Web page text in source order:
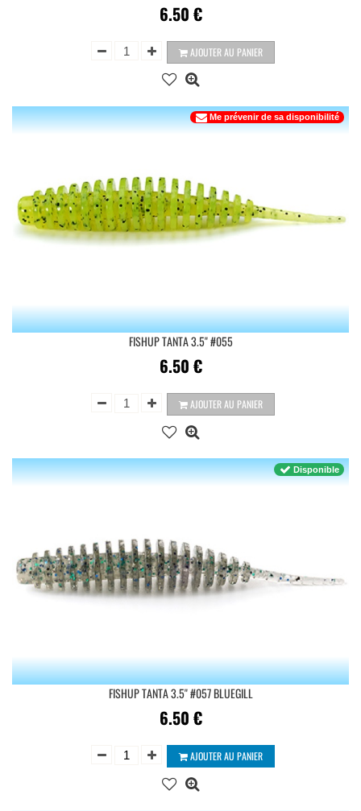
6.50 €
AJOUTER AU PANIER
FISHUP TANTA 3.5'' #055
6.50 €
Me prévenir de sa disponibilité
AJOUTER AU PANIER
FISHUP TANTA 3.5'' #057 BLUEGILL
6.50 €
Disponible
AJOUTER AU PANIER